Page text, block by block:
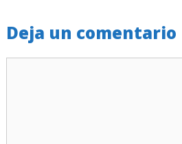
Deja un comentario